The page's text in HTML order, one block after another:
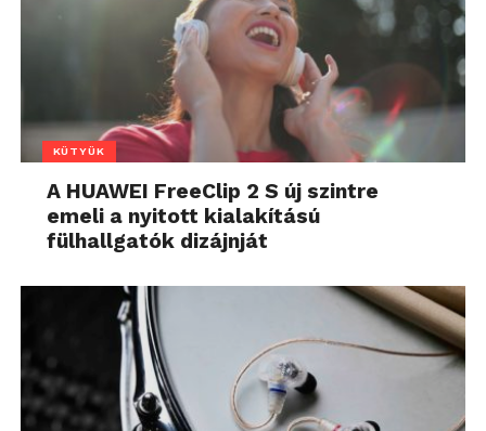
KÜTYÜK
A HUAWEI FreeClip 2 S új szintre
emeli a nyitott kialakítású
fülhallgatók dizájnját